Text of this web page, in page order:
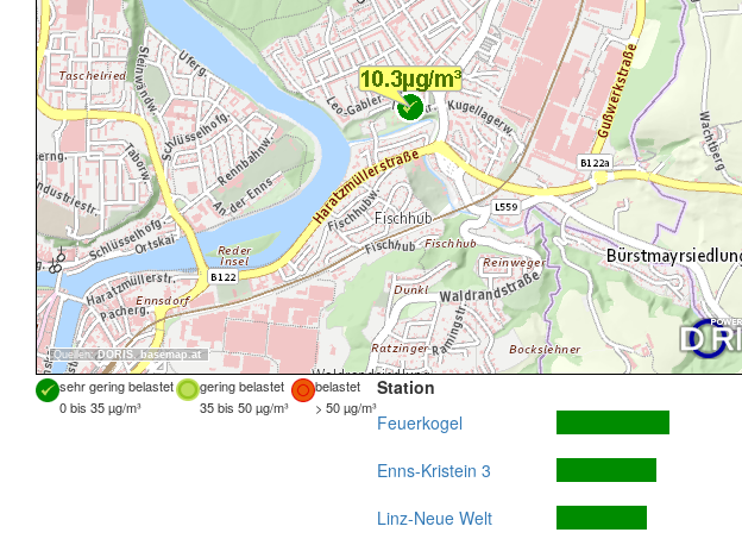
Quellen:DORIS, basemap.at
sehr gering belastet gering belastet
belastet
0 bis 35 µg/m³
35 bis 50 µg/m³ > 50 µg/m³
Station
Feuerkogel
Enns-Kristein 3
Linz-Neue Welt